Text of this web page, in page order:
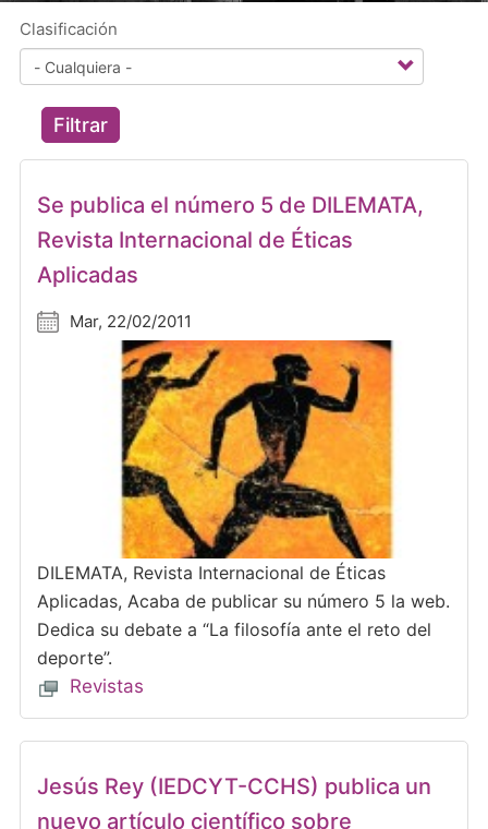
Clasificación
Filtrar
Se publica el número 5 de DILEMATA,
Revista Internacional de Éticas
Aplicadas
Mar, 22/02/2011
DILEMATA, Revista Internacional de Éticas
Aplicadas, Acaba de publicar su número 5 la web.
Dedica su debate a “La filosofía ante el reto del
deporte”.
Revistas
Jesús Rey (IEDCYT-CCHS) publica un
nuevo artículo científico sobre